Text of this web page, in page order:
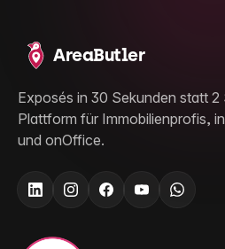
AreaButler
Exposés in 30 Sekunden statt
Plattform für Immobilienprofis,
und onOffice.